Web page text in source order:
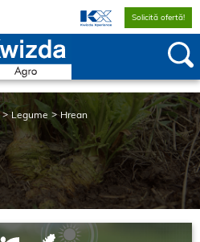
Solicită ofertă!
Legume Hrean